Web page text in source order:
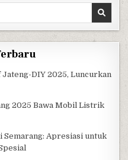
DIY 2025, Luncurkan
2025 Bawa Mobil Listrik
Semarang: Apresiasi untuk